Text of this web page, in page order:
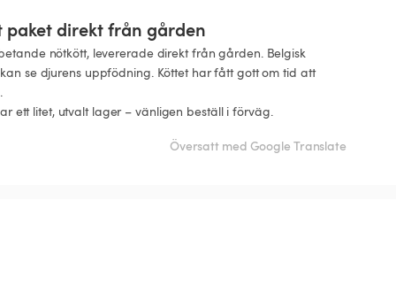
direkt från gården
nötkött, levererade direkt från gården. Belgisk
se djurens uppfödning. Köttet har fått gott om tid att
ett litet, utvalt lager – vänligen beställ i förväg.
Översatt med Google Translate